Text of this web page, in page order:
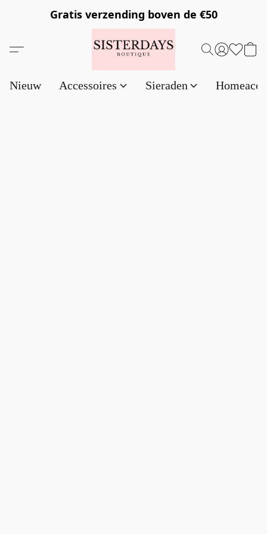
Gratis verzending boven de €50
Nieuw Accessoires Sieraden